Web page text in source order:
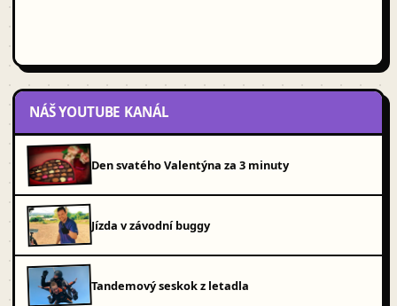
NÁŠ YOUTUBE KANÁL
Den svatého Valentýna za 3 minuty
Jízda v závodní buggy
Tandemový seskok z letadla